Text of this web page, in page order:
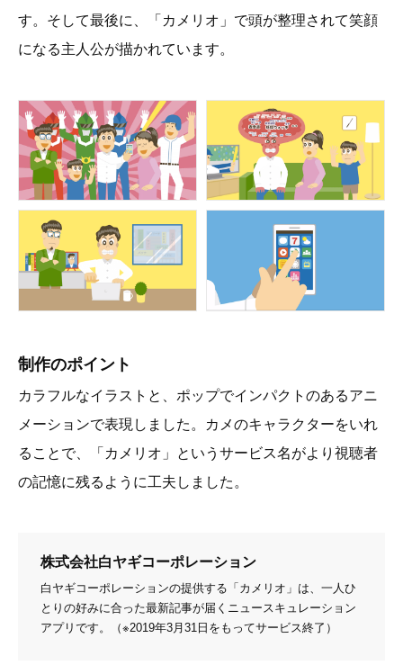
す。そして最後に、「カメリオ」で頭が整理されて笑顔
になる主人公が描かれています。
制作のポイント
カラフルなイラストと、ポップでインパクトのあるアニ
メーションで表現しました。カメのキャラクターをいれ
ることで、「カメリオ」というサービス名がより視聴者
の記憶に残るように工夫しました。
株式会社白ヤギコーポレーション
白ヤギコーポレーションの提供する「カメリオ」は、一人ひ
とりの好みに合った最新記事が届くニュースキュレーション
アプリです。（※2019年3月31日をもってサービス終了）